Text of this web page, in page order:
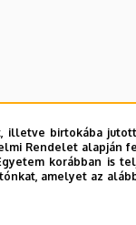
birtokába
Rendelet
korábban
amelyet az
Radiológiai